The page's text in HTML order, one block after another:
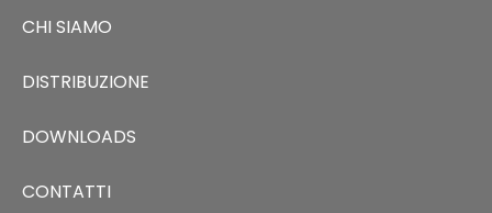
CHI SIAMO
DISTRIBUZIONE
DOWNLOADS
CONTATTI